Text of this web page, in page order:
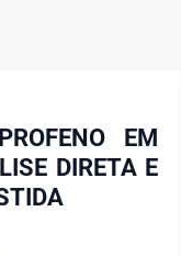
EM
DIRETA E